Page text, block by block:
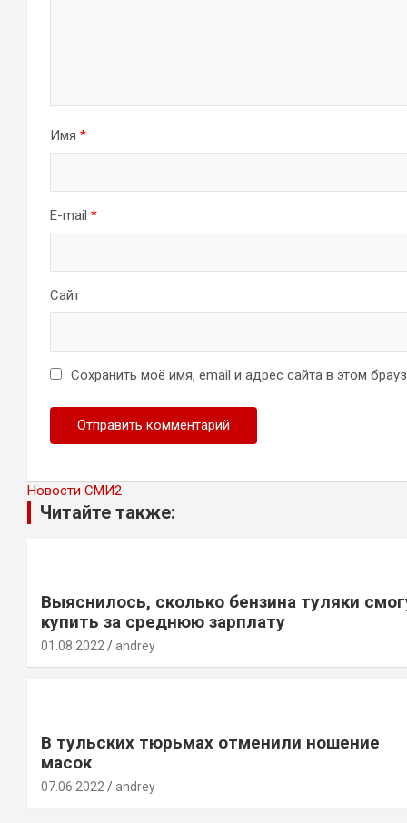
Имя *
E-mail *
Сайт
Сохранить моё имя, email и адрес сайта в этом
Новости СМИ2
Читайте также:
Выяснилось, сколько бензина туляки
купить за среднюю зарплату
01.08.2022 andrey
В тульских тюрьмах отменили ношение
масок
07.06.2022 andrey